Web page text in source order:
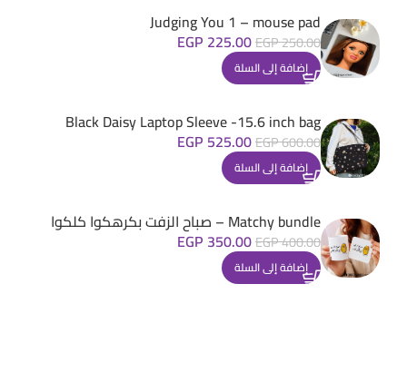
Judging You 1 – mouse pad
EGP250.00
EGP 225.00
إضافة إلى السلة
Black Daisy Laptop Sleeve -15.6 inch bag
EGP600.00
EGP 525.00
إضافة إلى السلة
Matchy bundle – صباح الزفت بكرهكوا كلكوا
EGP400.00
EGP 350.00
إضافة إلى السلة